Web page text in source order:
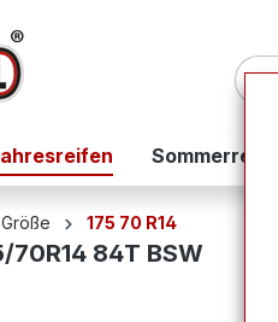
springen
Sommerreifen
175 70 R14
70R14 84T BSW